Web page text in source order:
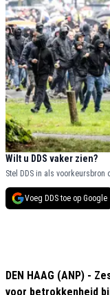
Wilt u DDS vaker zien?
Stel DDS in als voorkeursbron
Voeg DDS toe op Google
DEN HAAG (ANP) -
voor betrokkenheid